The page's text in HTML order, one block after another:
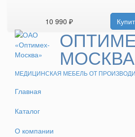
10 990 ₽
МОСКВА
МЕДИЦИНСКАЯ МЕБЕЛЬ ОТ
Главная
Каталог
О компании